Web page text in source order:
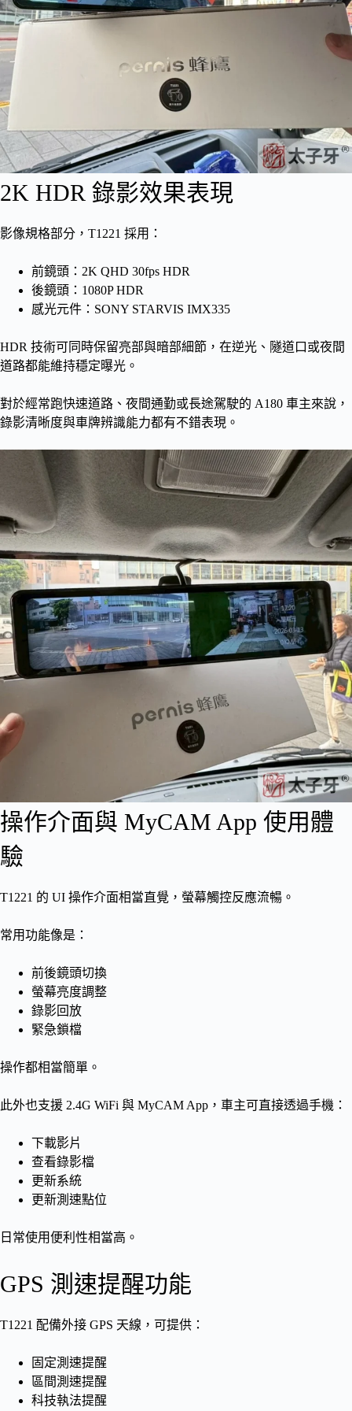
2K HDR 錄影效果表現
影像規格部分，T1221 採用：
前鏡頭：2K QHD 30fps HDR
後鏡頭：1080P HDR
感光元件：SONY STARVIS IMX335
HDR 技術可同時保留亮部與暗部細節，在逆光、隧道口或夜間
道路都能維持穩定曝光。
對於經常跑快速道路、夜間通勤或長途駕駛的 A180 車主來說，
錄影清晰度與車牌辨識能力都有不錯表現。
操作介面與 MyCAM App 使用體
驗
T1221 的 UI 操作介面相當直覺，螢幕觸控反應流暢。
常用功能像是：
前後鏡頭切換
螢幕亮度調整
錄影回放
緊急鎖檔
操作都相當簡單。
此外也支援 2.4G WiFi 與 MyCAM App，車主可直接透過手機：
下載影片
查看錄影檔
更新系統
更新測速點位
日常使用便利性相當高。
GPS 測速提醒功能
T1221 配備外接 GPS 天線，可提供：
固定測速提醒
區間測速提醒
科技執法提醒